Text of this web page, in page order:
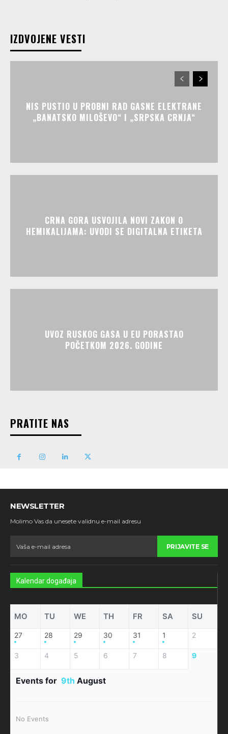
IZDVOJENE VESTI
NIS PUSTIO U PROBNI RAD GASNE ELEKTRANE
„BANATSKO MILOŠEVO“ I „SRPSKA CRNJA“
CRNA GORA USVOJILA NOVI ZAKON O
HEMIKALIJAMA: UVODI SE DIGITALNA ETIKETA
UVOZ RUSKOG GASA U EU PORASTAO
POČETKOM 2026. GODINE
PRATITE NAS
NEWSLETTER
Molimo Vas da unesete validnu e-mail adresu
PRIJAVITE SE
Kalendar događaja
MO TU WE TH FR SA SU
27 28 29 30 31 1 2
3 4 5 6 7 8 9
Events for 9th August
No Events